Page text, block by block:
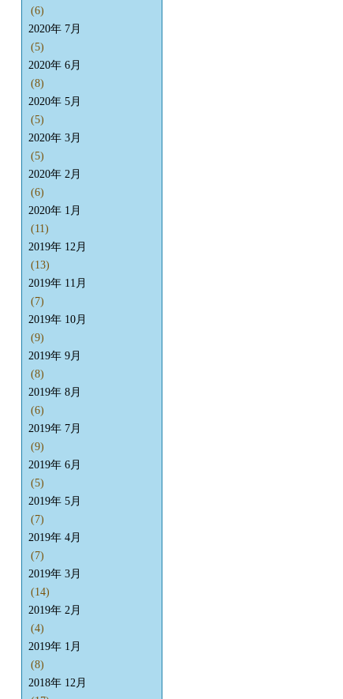
(6)
2020年 7月
(5)
2020年 6月
(8)
2020年 5月
(5)
2020年 3月
(5)
2020年 2月
(6)
2020年 1月
(11)
2019年 12月
(13)
2019年 11月
(7)
2019年 10月
(9)
2019年 9月
(8)
2019年 8月
(6)
2019年 7月
(9)
2019年 6月
(5)
2019年 5月
(7)
2019年 4月
(7)
2019年 3月
(14)
2019年 2月
(4)
2019年 1月
(8)
2018年 12月